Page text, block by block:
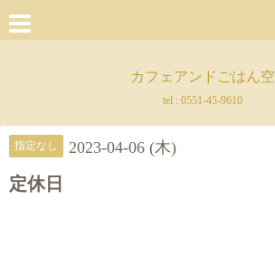
カフェアンドごはん空
tel : 0551-45-9610
指定なし 2023-04-06 (木)
定休日